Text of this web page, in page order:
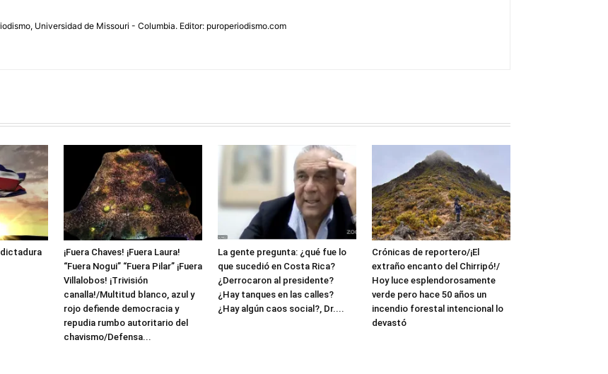
Universidad de Missouri - Columbia. Editor: puroperiodismo.com
dictadura
¡Fuera Chaves! ¡Fuera Laura!
“Fuera Nogui” “Fuera Pilar” ¡Fuera
Villalobos! ¡Trivisión
canalla!/Multitud blanco, azul y
rojo defiende democracia y
repudia rumbo autoritario del
chavismo/Defensa...
La gente pregunta: ¿qué fue lo
que sucedió en Costa Rica?
¿Derrocaron al presidente?
¿Hay tanques en las calles?
¿Hay algún caos social?, Dr....
Crónicas de reportero/¡El
extraño encanto del Chirripó!/
Hoy luce esplendorosamente
verde pero hace 50 años un
incendio forestal intencional lo
devastó